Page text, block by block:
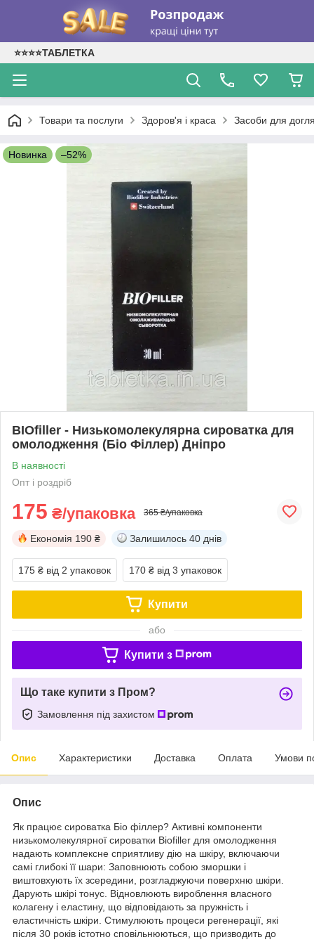
⭐⭐⭐⭐ТАБЛЕТКА
Товари та послуги Здоров'я і краса Засоби для
Новинка –52%
BIOfiller - Низькомолекулярна сироватка для
омолодження (Біо Філлер) Дніпро
В наявності
Опт і роздріб
175 ₴/упаковка 365 ₴/упаковка
Економія 190 ₴ Залишилось 40 днів
175 ₴ від 2 упаковок 170 ₴ від 3 упаковок
Купити
або
Купити з
Що таке купити з Пром?
Замовлення під захистом
Опис Характеристики Доставка Оплата Умови
Опис
Як працює сироватка Біо філлер? Активні компоненти
низькомолекулярної сироватки Biofiller для омолодження
надають комплексне сприятливу дію на шкіру, включаючи
самі глибокі її шари: Заповнюють собою зморшки і
виштовхують їх зсередини, розгладжуючи поверхню шкіри.
Дарують шкірі тонус. Відновлюють вироблення власного
колагену і еластину, що відповідають за пружність і
еластичність шкіри. Стимулюють процеси регенерації, які
після 30 років істотно сповільнюються, що призводить до